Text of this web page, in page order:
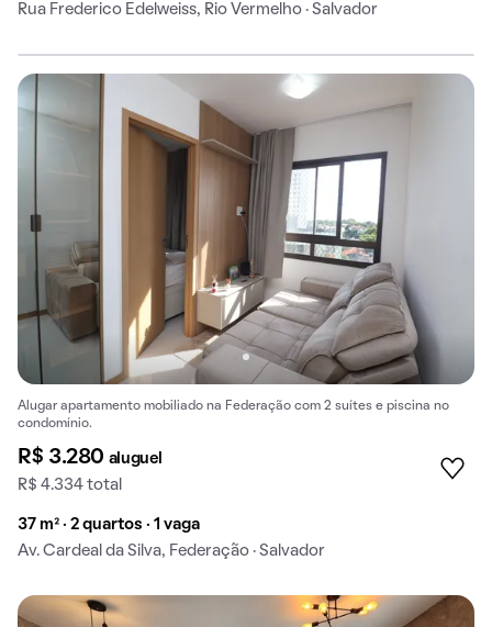
Rua Frederico Edelweiss, Rio Vermelho · Salvador
Alugar apartamento mobiliado na Federação com 2 suítes e piscina no
condomínio.
R$ 3.280 aluguel
R$ 4.334 total
37 m² · 2 quartos · 1 vaga
Av. Cardeal da Silva, Federação · Salvador